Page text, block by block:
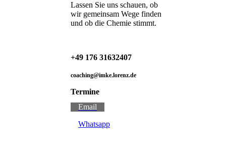
Lassen Sie uns schauen, ob
wir gemeinsam Wege finden
und ob die Chemie stimmt.
+49 176 31632407
coaching@imke.lorenz.de
Termine
Email
Whatsapp